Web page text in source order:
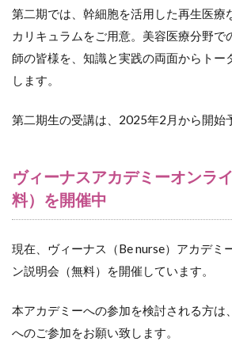
第二期では、幹細胞を活用した再生医療
カリキュラムをご用意。美容医療分野で
師の皆様を、知識と実践の両面からトー
します。
第二期生の受講は、2025年2月から開始
ヴィーナスアカデミーオンラ
料）を開催中
現在、ヴィーナス（Be nurse）アカデミ
ン説明会（無料）を開催しています。
本アカデミーへの参加を検討される方は
へのご参加をお願い致します。